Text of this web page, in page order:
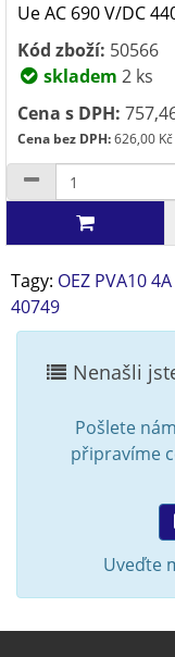
Ue AC 690 V/DC
Kód zboží: 50566
skladem 2 ks
Cena s DPH:
Cena bez DPH:626,00 Kč
Tagy: OEZ PVA10
40749
Nenašli
Pošlete
připravíme
Uveďte